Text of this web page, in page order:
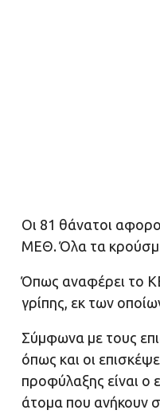
Οι 81 θάνατοι
ΜΕΘ. Όλα τα
Όπως αναφέρει το
γρίπης, εκ των
Σύμφωνα με τους
όπως και οι
προφύλαξης είναι ο
άτομα που ανήκουν